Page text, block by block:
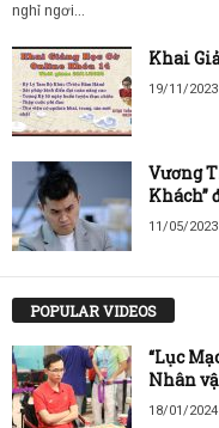
nghỉ ngơi...
Khai
19/11/2023
Vương
Khách”
11/05/2023
POPULAR VIDEOS
“Lục
Nhân
18/01/2024